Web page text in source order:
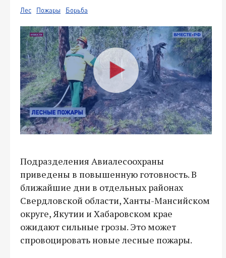
Лес Пожары Борьба
Подразделения Авиалесоохраны
приведены в повышенную готовность. В
ближайшие дни в отдельных районах
Свердловской области, Ханты-Мансийском
округе, Якутии и Хабаровском крае
ожидают сильные грозы. Это может
спровоцировать новые лесные пожары.